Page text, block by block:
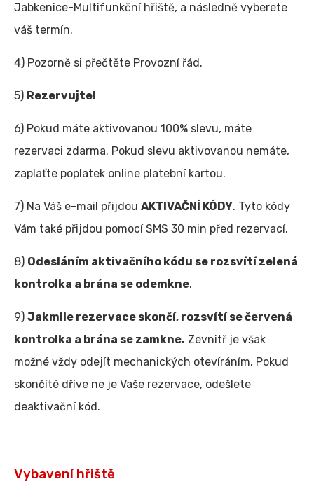
Jabkenice-Multifunkční hřiště, a následně vyberete
váš termín.
4) Pozorně si přečtěte Provozní řád.
5) Rezervujte!
6) Pokud máte aktivovanou 100% slevu, máte
rezervaci zdarma. Pokud slevu aktivovanou nemáte,
zaplaťte poplatek online platební kartou.
7) Na Váš e-mail přijdou AKTIVAČNÍ KÓDY. Tyto kódy
Vám také přijdou pomocí SMS 30 min před rezervací.
8) Odesláním aktivačního kódu se rozsvítí zelená
kontrolka a brána se odemkne.
9) Jakmile rezervace skončí, rozsvítí se červená
kontrolka a brána se zamkne. Zevnitř je však
možné vždy odejít mechanických otevíráním. Pokud
skončíté dříve ne je Vaše rezervace, odešlete
deaktivační kód.
Vybavení hřiště